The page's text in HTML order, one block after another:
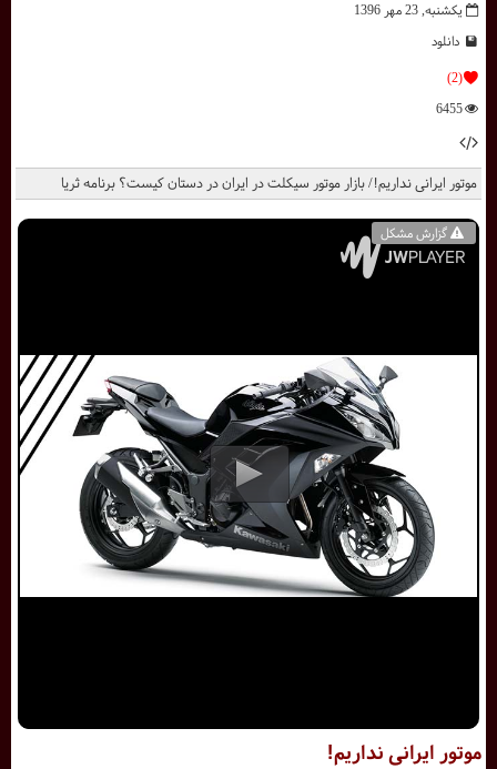
موتور ایرانی نداریم!
گزارش مشکل
موتور ایرانی نداریم!/ بازار موتور سیکلت در ایران در دستان کیست؟ برنامه ثریا
یکشنبه, 23 مهر 1396
دانلود
(2)
6455